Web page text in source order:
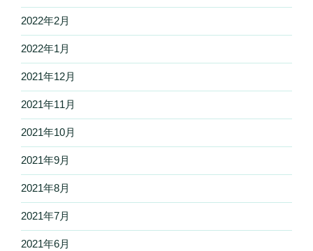
2022年2月
2022年1月
2021年12月
2021年11月
2021年10月
2021年9月
2021年8月
2021年7月
2021年6月